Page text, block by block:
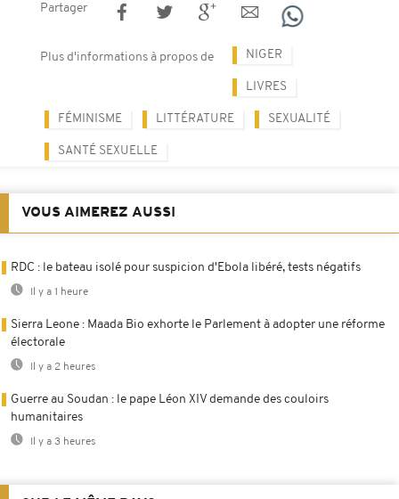
Partager
Plus d'informations à propos de NIGER
LIVRES
FÉMINISME LITTÉRATURE SEXUALITÉ
SANTÉ SEXUELLE
VOUS AIMEREZ AUSSI
RDC : le bateau isolé pour suspicion d'Ebola libéré, tests négatifs
Il y a 1 heure
Sierra Leone : Maada Bio exhorte le Parlement à adopter une réforme
électorale
Il y a 2 heures
Guerre au Soudan : le pape Léon XIV demande des couloirs
humanitaires
Il y a 3 heures